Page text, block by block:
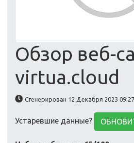
Обзор веб-
virtua.cloud
Сгенерирован 12 Декабря 2023 09:27
Устаревшие данные?